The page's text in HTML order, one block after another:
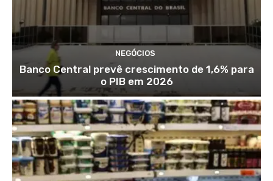
NEGÓCIOS
Banco Central prevê crescimento de 1,6% para
o PIB em 2026